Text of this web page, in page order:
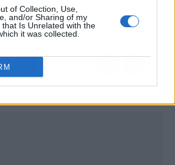
of Collection, Use,
and/or Sharing of my
that Is Unrelated with the
it was collected.
perder
enoturístico de élite